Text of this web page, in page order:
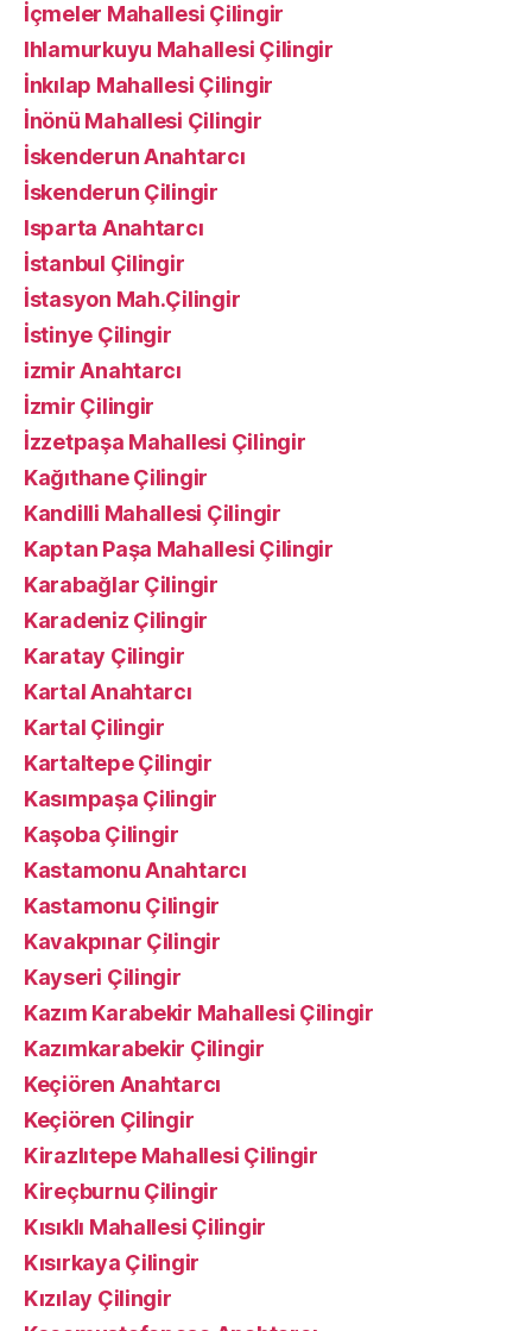
İçmeler Mahallesi Çilingir
Ihlamurkuyu Mahallesi Çilingir
İnkılap Mahallesi Çilingir
İnönü Mahallesi Çilingir
İskenderun Anahtarcı
İskenderun Çilingir
Isparta Anahtarcı
İstanbul Çilingir
İstasyon Mah.Çilingir
İstinye Çilingir
izmir Anahtarcı
İzmir Çilingir
İzzetpaşa Mahallesi Çilingir
Kağıthane Çilingir
Kandilli Mahallesi Çilingir
Kaptan Paşa Mahallesi Çilingir
Karabağlar Çilingir
Karadeniz Çilingir
Karatay Çilingir
Kartal Anahtarcı
Kartal Çilingir
Kartaltepe Çilingir
Kasımpaşa Çilingir
Kaşoba Çilingir
Kastamonu Anahtarcı
Kastamonu Çilingir
Kavakpınar Çilingir
Kayseri Çilingir
Kazım Karabekir Mahallesi Çilingir
Kazımkarabekir Çilingir
Keçiören Anahtarcı
Keçiören Çilingir
Kirazlıtepe Mahallesi Çilingir
Kireçburnu Çilingir
Kısıklı Mahallesi Çilingir
Kısırkaya Çilingir
Kızılay Çilingir